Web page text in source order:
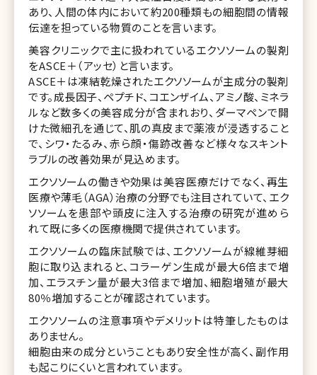
あり、人間の体内において約200種類もの細胞間の情報
伝達を担っている物質のことを言います。
美容クリニックで主に扱われているエクソソームの製剤
をASCE＋（アッセ）と言います。
ASCE＋は凍結乾燥されたエクソソームが主成分の製剤
です。成長因子、ペプチド、コエンザイム、アミノ酸、ミネラ
ルなど数多くの美容成分が含まれおり、ダーマペンで開
けた微細孔を通じて、肌の真皮まで薬液が浸透すること
で、シワ・たるみ、赤ら顔・傷跡改善など様々なスキント
ラブルの改善効果が見込めます。
エクソソームの働きや効果は美容医療だけでなく、再生
医療や薄毛（AGA）治療の分野でも注目されていて、エク
ソソームを患部や頭皮に注入する治療の研究が進めら
れて既に多くの医療機関で提供されています。
エクソソームの臨床試験では、エクソソームが線維芽細
胞に取り込まれると、コラーゲン生成が最大6倍まで増
加、エラスチン量が最大3倍まで増加、細胞増殖が最大
80％増加することが確認されています。
エクソソームの注意事項やデメリットは特筆したものは
ありません。
細胞由来の成分ということもあり安全性が高く、副作用
も起こりにくいと言われています。